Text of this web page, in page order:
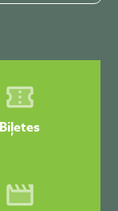
Biļetes